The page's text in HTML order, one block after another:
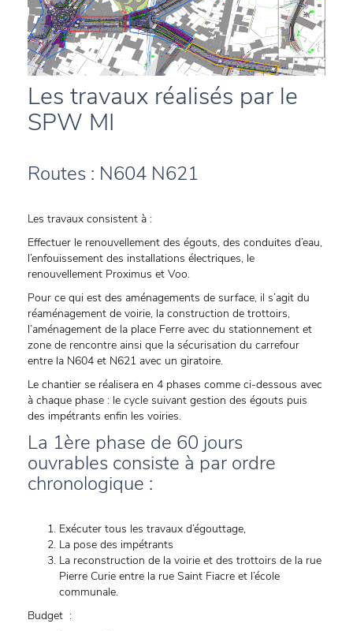
Les travaux réalisés par le
SPW MI
Routes : N604 N621
Les travaux consistent à :
Effectuer le renouvellement des égouts, des conduites d’eau,
l’enfouissement des installations électriques, le
renouvellement Proximus et Voo.
Pour ce qui est des aménagements de surface, il s’agit du
réaménagement de voirie, la construction de trottoirs,
l’aménagement de la place Ferre avec du stationnement et
zone de rencontre ainsi que la sécurisation du carrefour
entre la N604 et N621 avec un giratoire.
Le chantier se réalisera en 4 phases comme ci-dessous avec
à chaque phase : le cycle suivant gestion des égouts puis
des impétrants enfin les voiries.
La 1ère phase de 60 jours
ouvrables consiste à par ordre
chronologique :
Exécuter tous les travaux d’égouttage,
La pose des impétrants
La reconstruction de la voirie et des trottoirs de la rue
Pierre Curie entre la rue Saint Fiacre et l’école
communale.
Budget :